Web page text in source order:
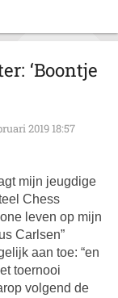
‘Boontje
2019 18:57
mijn jeugdige
Chess
leven op mijn
Carlsen”
aan toe: “en
toernooi
volgend de